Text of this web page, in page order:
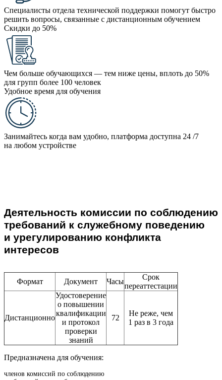
Специалисты отдела технической поддержки помогут быстро
решить вопросы, связанные с дистанционным обучением
Скидки до 50%
Чем больше обучающихся — тем ниже цены, вплоть до 50%
для групп более 100 человек
Удобное время для обучения
Занимайтесь когда вам удобно, платформа доступна 24 /7
на любом устройстве
Деятельность комиссии по соблюдению
требований к служебному поведению
и урегулированию конфликта
интересов
Формат Документ Часы
Срок
переаттестации
Дистанционно
Удостоверение
о повышении
квалификации
и протокол
проверки
знаний
72
Не реже, чем
1 раз в 3 года
Предназначена для обучения:
членов комиссий по соблюдению